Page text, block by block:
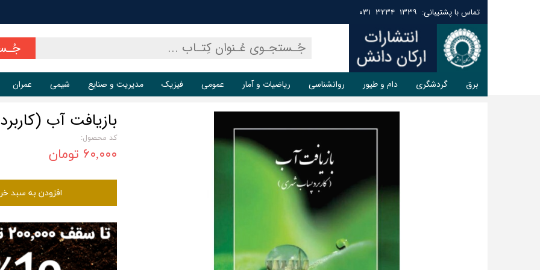
برق گردشگری دام و طیور روانشناسی ریاضیات و آمار عمومی فیزیک مدیریت و صنایع شیمی عمران
تماس با پشتیبانی: ۱۳۳۹ ۳۲۳۴ ۰۳۱
بازیافت آب
کد محصول:
۶۰,۰۰۰ تومان
افزودن به سبد